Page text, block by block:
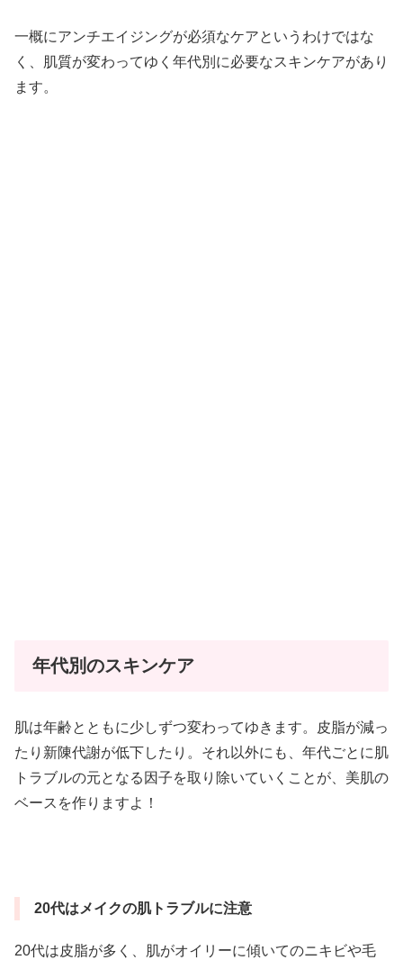
一概にアンチエイジングが必須なケアというわけではな
く、肌質が変わってゆく年代別に必要なスキンケアがあり
ます。
年代別のスキンケア
肌は年齢とともに少しずつ変わってゆきます。皮脂が減っ
たり新陳代謝が低下したり。それ以外にも、年代ごとに肌
トラブルの元となる因子を取り除いていくことが、美肌の
ベースを作りますよ！
20代はメイクの肌トラブルに注意
20代は皮脂が多く、肌がオイリーに傾いてのニキビや毛